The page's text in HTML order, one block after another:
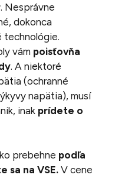
. Nesprávne
dokonca
technológie.
vám poisťovňa
. A niektoré
(ochranné
napätia), musí
inak prídete o
prebehne podľa
sa na VSE.V cene